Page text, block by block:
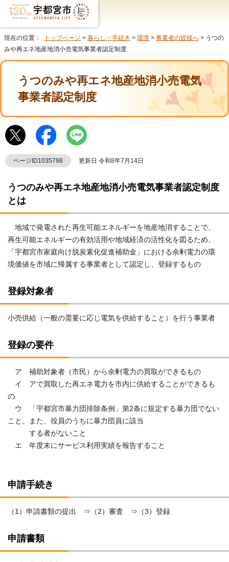
現在の位置： トップページ > 暮らし・手続き > 環境 > 事業者の皆様へ > うつの
みや再エネ地産地消小売電気事業者認定制度
うつのみや再エネ地産地消小売電気
事業者認定制度
ページID1035798 更新日 令和8年7月14日
うつのみや再エネ地産地消小売電気事業者認定制度
とは
地域で発電された再生可能エネルギーを地産地消することで、
再生可能エネルギーの有効活用や地域経済の活性化を図るため、
「宇都宮市家庭向け脱炭素化促進補助金」における余剰電力の環
境価値を市域に帰属する事業者として認定し、登録するもの
登録対象者
小売供給（一般の需要に応じ電気を供給すること）を行う事業者
登録の要件
ア 補助対象者（市民）から余剰電力の買取ができるもの
イ アで買取した再エネ電力を市内に供給することができるも
の
ウ 「宇都宮市暴力団排除条例」第2条に規定する暴力団でない
こと。また、役員のうちに暴力団員に該当
する者がないこと
エ 年度末にサービス利用実績を報告すること
申請手続き
（1）申請書類の提出 ⇒（2）審査 ⇒（3）登録
申請書類